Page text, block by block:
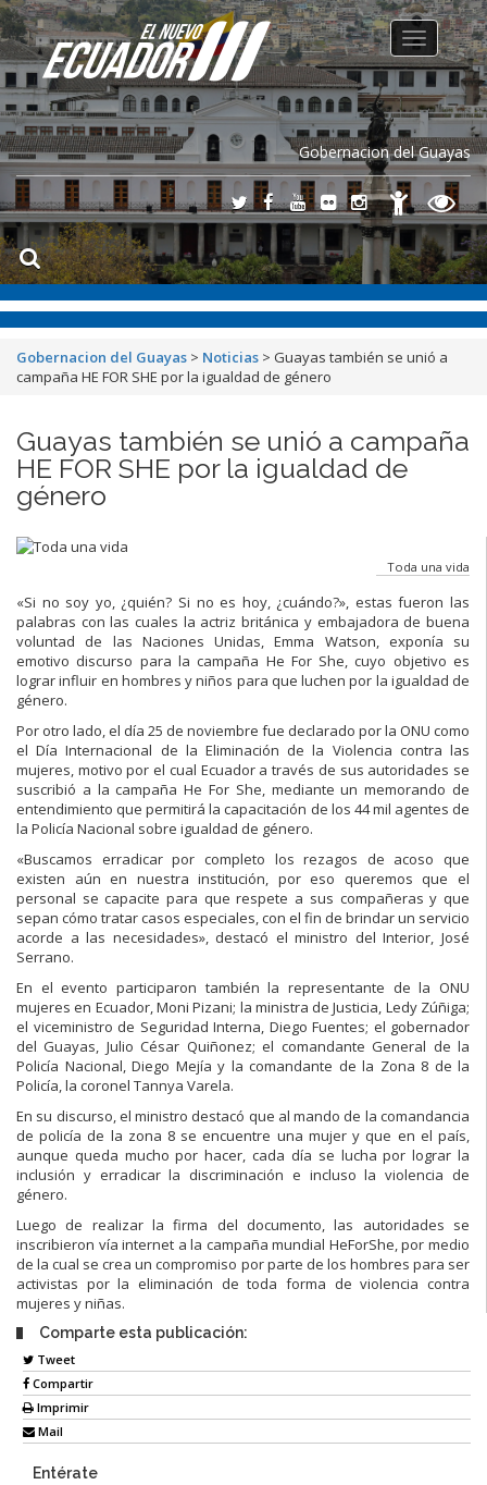
Gobernacion del Guayas
Toggle
navigation
Gobernacion del Guayas > Noticias > Guayas también se unió a
campaña HE FOR SHE por la igualdad de género
Guayas también se unió a campaña
HE FOR SHE por la igualdad de
género
Toda una vida
«Si no soy yo, ¿quién? Si no es hoy, ¿cuándo?», estas fueron las
palabras con las cuales la actriz británica y embajadora de buena
voluntad de las Naciones Unidas, Emma Watson, exponía su
emotivo discurso para la campaña He For She, cuyo objetivo es
lograr influir en hombres y niños para que luchen por la igualdad de
género.
Por otro lado, el día 25 de noviembre fue declarado por la ONU como
el Día Internacional de la Eliminación de la Violencia contra las
mujeres, motivo por el cual Ecuador a través de sus autoridades se
suscribió a la campaña He For She, mediante un memorando de
entendimiento que permitirá la capacitación de los 44 mil agentes de
la Policía Nacional sobre igualdad de género.
«Buscamos erradicar por completo los rezagos de acoso que
existen aún en nuestra institución, por eso queremos que el
personal se capacite para que respete a sus compañeras y que
sepan cómo tratar casos especiales, con el fin de brindar un servicio
acorde a las necesidades», destacó el ministro del Interior, José
Serrano.
En el evento participaron también la representante de la ONU
mujeres en Ecuador, Moni Pizani; la ministra de Justicia, Ledy Zúñiga;
el viceministro de Seguridad Interna, Diego Fuentes; el gobernador
del Guayas, Julio César Quiñonez; el comandante General de la
Policía Nacional, Diego Mejía y la comandante de la Zona 8 de la
Policía, la coronel Tannya Varela.
En su discurso, el ministro destacó que al mando de la comandancia
de policía de la zona 8 se encuentre una mujer y que en el país,
aunque queda mucho por hacer, cada día se lucha por lograr la
inclusión y erradicar la discriminación e incluso la violencia de
género.
Luego de realizar la firma del documento, las autoridades se
inscribieron vía internet a la campaña mundial HeForShe, por medio
de la cual se crea un compromiso por parte de los hombres para ser
activistas por la eliminación de toda forma de violencia contra
mujeres y niñas.
Comparte esta publicación:
Tweet
Compartir
Imprimir
Mail
Entérate